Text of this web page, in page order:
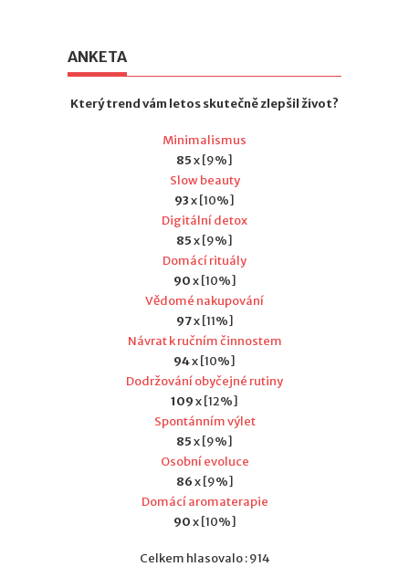
ANKETA
Který trend vám letos skutečně zlepšil život?
Minimalismus
85x [9%]
Slow beauty
93x [10%]
Digitální detox
85x [9%]
Domácí rituály
90x [10%]
Vědomé nakupování
97x [11%]
Návrat k ručním činnostem
94x [10%]
Dodržování obyčejné rutiny
109x [12%]
Spontánním výlet
85x [9%]
Osobní evoluce
86x [9%]
Domácí aromaterapie
90x [10%]
Celkem hlasovalo : 914